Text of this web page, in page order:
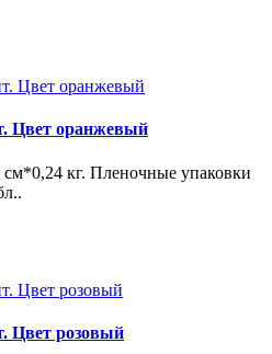
Цвет оранжевый
кг. Пленочные упаковки
Цвет розовый